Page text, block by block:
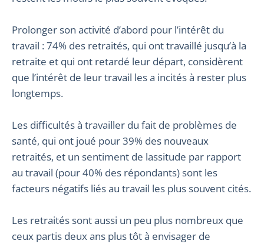
Prolonger son activité d’abord pour l’intérêt du
travail : 74% des retraités, qui ont travaillé jusqu’à la
retraite et qui ont retardé leur départ, considèrent
que l’intérêt de leur travail les a incités à rester plus
longtemps.
Les difficultés à travailler du fait de problèmes de
santé, qui ont joué pour 39% des nouveaux
retraités, et un sentiment de lassitude par rapport
au travail (pour 40% des répondants) sont les
facteurs négatifs liés au travail les plus souvent cités.
Les retraités sont aussi un peu plus nombreux que
ceux partis deux ans plus tôt à envisager de